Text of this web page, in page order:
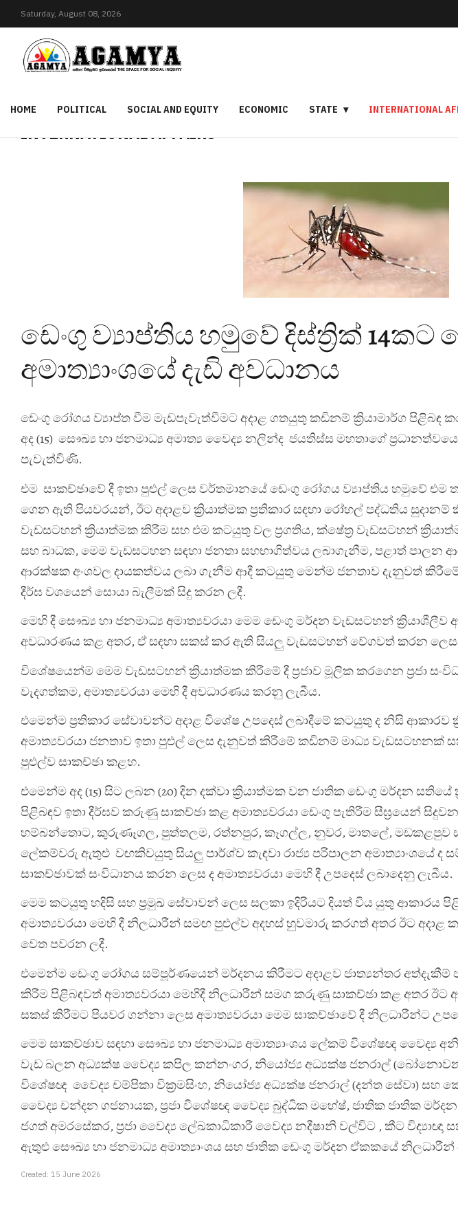
Saturday, August 08, 2026
HOME POLITICAL SOCIAL AND EQUITY ECONOMIC STATE INTERNATIONAL
INTERNATIONAL AFFAIRS
ඩෙංගු ව්‍යාප්තිය හමුවේ දිස්ත්‍රික් 14කට
අමාත්‍යාංශයේ දැඩි අවධානය
ඩෙංගු රෝගය ව්‍යාප්ත වීම මැඩපැවැත්වීමට අදාළ ගතයුතු කඩිනම් ක්‍රියාමාර්ග
අද (15) සෞඛ්‍ය හා ජනමාධ්‍ය අමාත්‍ය වෛද්‍ය නලින්ද ජයතිස්ස මහතාගේ
පැවැත්විණි.
එම සාකච්ඡාවේ දී ඉතා පුළුල් ලෙස වර්තමානයේ ඩෙංගු රෝගය ව්‍යාප්තිය හමුවේ එම
ගෙන ඇති පියවරයන්, ඊට අදාළව ක්‍රියාත්මක ප්‍රතිකාර සඳහා රෝහල් පද්ධතිය සුදානම්
වැඩසටහන් ක්‍රියාත්මක කිරීම සහ එම කටයුතු වල ප්‍රගතිය, ක්ෂේත්‍ර වැඩසටහන්
සහ බාධක, මෙම වැඩසටහන සඳහා ජනතා සහභාගිත්වය ලබාගැනීම, පළාත්
ආරක්ෂක අංශවල දායකත්වය ලබා ගැනීම ආදී කටයුතු මෙන්ම ජනතාව දැනුවත්
දීර්ඝ වශයෙන් සොයා බැලීමක් සිදු කරන ලදී.
මෙහි දී සෞඛ්‍ය හා ජනමාධ්‍ය අමාත්‍යවරයා මෙම ඩෙංගු මර්දන වැඩසටහන්
අවධාරණය කළ අතර, ඒ සඳහා සකස් කර ඇති සියලු වැඩසටහන් වේගවත් කරන
විශේෂයෙන්ම මෙම වැඩසටහන් ක්‍රියාත්මක කිරීමේ දී ප්‍රජාව මූලික කරගෙන ප්‍රජා
වැදගත්කම, අමාත්‍යවරයා මෙහි දී අවධාරණය කරනු ලැබීය.
එමෙන්ම ප්‍රතිකාර සේවාවන්ට අදාළ විශේෂ උපදෙස් ලබාදීමේ කටයුතු ද නිසි
අමාත්‍යවරයා ජනතාව ඉතා පුළුල් ලෙස දැනුවත් කිරීමේ කඩිනම් මාධ්‍ය
පුළුල්ව සාකච්ඡා කළහ.
එමෙන්ම අද (15) සිට ලබන (20) දින දක්වා ක්‍රියාත්මක වන ජාතික ඩෙංගු මර්දන සතියේ
පිළිබඳව ඉතා දීර්ඝව කරුණු සාකච්ඡා කළ අමාත්‍යවරයා ඩෙංගු පැතිරීම සීඝ්‍රයෙන්
හම්බන්තොට, කුරුණෑගල, පුත්තලම, රත්නපුර, කෑගල්ල, නුවර, මාතලේ, මඩකළපුව සහ
ලේකම්වරු ඇතුළු වඟකිවයුතු සියලු පාර්ශ්ව කැඳවා රාජ්‍ය පරිපාලන
සාකච්ඡාවක් සංවිධානය කරන ලෙස ද අමාත්‍යවරයා මෙහි දී උපදෙස් ලබාදෙනු ලැබීය.
මෙම කටයුතු හදිසි සහ ප්‍රමුඛ සේවාවන් ලෙස සලකා ඉදිරියට දියත් විය යුතු ආකාරය
අමාත්‍යවරයා මෙහි දී නිලධාරීන් සමඟ පුළුල්ව අදහස් හුවමාරු කරගත් අතර ඊට
වෙත පවරන ලදී.
එමෙන්ම ඩෙංගු රෝගය සම්පූර්ණයෙන් මර්දනය කිරීමට අදාළව ජාත්‍යන්තර
කිරීම පිළිබඳවත් අමාත්‍යවරයා මෙහිදී නිලධාරීන් සමග කරුණු සාකච්ඡා කළ අතර ඊට
සකස් කිරීමට පියවර ගන්නා ලෙස අමාත්‍යවරයා මෙම සාකච්ඡාවේ දී නිලධාරීන්ට
මෙම සාකච්ඡාව සඳහා සෞඛ්‍ය හා ජනමාධ්‍ය අමාත්‍යාංශය ලේකම් විශේෂඥ වෛද්‍ය
වැඩ බලන අධ්‍යක්ෂ වෛද්‍ය කපිල කන්නංගර, නියෝජ්‍ය අධ්‍යක්ෂ ජනරාල්
විශේෂඥ වෛද්‍ය චම්පිකා වික්‍රමසිංහ, නියෝජ්‍ය අධ්‍යක්ෂ ජනරාල් (දන්ත සේවා) සහ
වෛද්‍ය චන්දන ගජනායක, ප්‍රජා විශේෂඥ වෛද්‍ය බුද්ධික මහේෂ්, ජාතික ජාතික
ජගත් අමරසේකර, ප්‍රජා වෛද්‍ය ලේඛකාධිකාරී වෛද්‍ය නදීෂානි වල්විට , කීට
ඇතුළු සෞඛ්‍ය හා ජනමාධ්‍ය අමාත්‍යාංශය සහ ජාතික ඩෙංගු මර්දන ඒකකයේ
Created: 15 June 2026